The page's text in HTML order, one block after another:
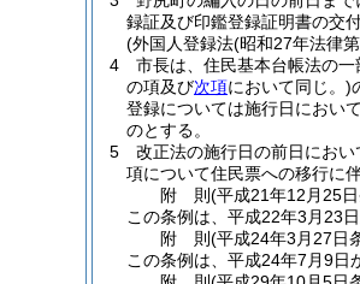
録証及び印鑑登録証明書の交
(外国人登録法(昭和27年法律
4
市長は、住民基本台帳法の
の項及び次項において同じ。)
登録については施行日におい
のとする。
5
改正法の施行日の前日にお
項について住民票への移行に
附 則(平成21年12月25日
この条例は、平成22年3月23日
附 則(平成24年3月27日
この条例は、平成24年7月9日